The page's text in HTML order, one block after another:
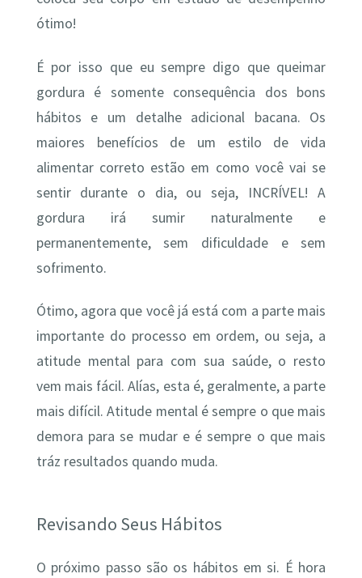
ótimo!
É por isso que eu sempre digo que queimar
gordura é somente consequência dos bons
hábitos e um detalhe adicional bacana. Os
maiores benefícios de um estilo de vida
alimentar correto estão em como você vai se
sentir durante o dia, ou seja, INCRÍVEL! A
gordura irá sumir naturalmente e
permanentemente, sem dificuldade e sem
sofrimento.
Ótimo, agora que você já está com a parte mais
importante do processo em ordem, ou seja, a
atitude mental para com sua saúde, o resto
vem mais fácil. Alías, esta é, geralmente, a parte
mais difícil. Atitude mental é sempre o que mais
demora para se mudar e é sempre o que mais
tráz resultados quando muda.
Revisando Seus Hábitos
O próximo passo são os hábitos em si. É hora